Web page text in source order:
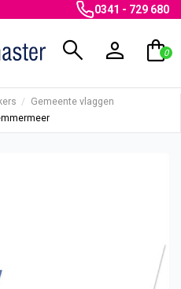
0341 - 729 680
search person shopping_bag
0
Gemeente vlaggen